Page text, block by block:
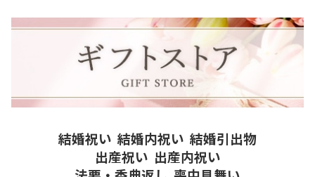
結婚祝い 結婚内祝い 結婚引出物
出産祝い 出産内祝い